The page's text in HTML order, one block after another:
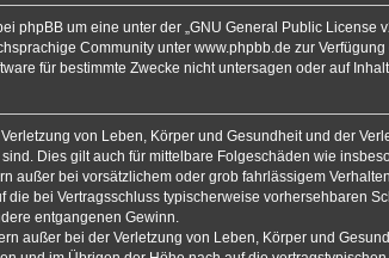
phpBB um eine unter der „GNU General Public License
Community unterwww.phpbb.de zur
für bestimmte Zwecke nicht untersagen oder auf
von Leben, Körper und Gesundheit und der
Dies gilt auch für mittelbare Folgeschäden wie
außer bei vorsätzlichem oder grob fahrlässigem
die bei Vertragsschluss typischerweise vorhersehbaren
entgangenen Gewinn.
außer bei der Verletzung von Leben, Körper und